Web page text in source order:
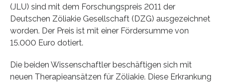
(JLU) sind mit dem Forschungspreis 2011 der
Deutschen Zöliakie Gesellschaft (DZG) ausgezeichnet
worden. Der Preis ist mit einer Fördersumme von
15.000 Euro dotiert.
Die beiden Wissenschaftler beschäftigen sich mit
neuen Therapieansätzen für Zöliakie. Diese Erkrankung